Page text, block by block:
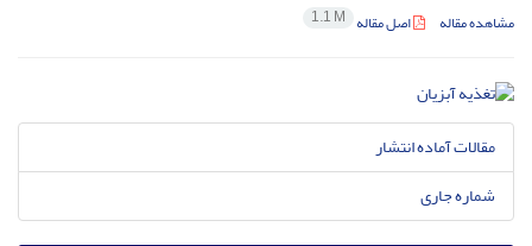
مشاهده مقاله اصل مقاله 1.1 M
مقالات آماده انتشار
شماره جاری